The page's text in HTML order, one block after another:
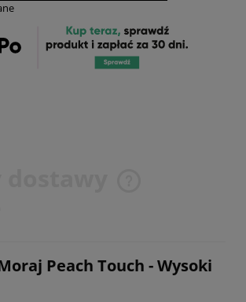
Peach Touch - Wysoki